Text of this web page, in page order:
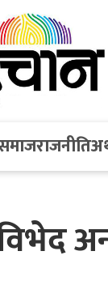
राजनीति